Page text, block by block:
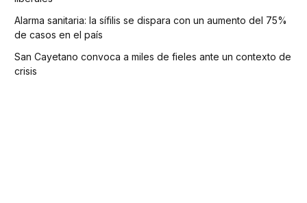
Alarma sanitaria: la sífilis se dispara con un aumento del 75%
de casos en el país
San Cayetano convoca a miles de fieles ante un contexto de
crisis